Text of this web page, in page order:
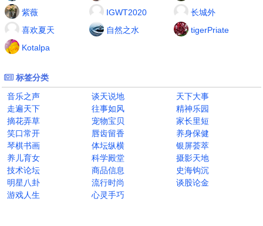
紫薇
IGWT2020
长城外
喜欢夏天
自然之水
tigerPriate
Kotalpa
标签分类
音乐之声
谈天说地
天下大事
走遍天下
往事如风
精神乐园
摘花弄草
宠物宝贝
家长里短
笑口常开
唇齿留香
养身保健
琴棋书画
体坛纵横
银屏荟萃
养儿育女
科学殿堂
摄影天地
技术论坛
商品信息
史海钩沉
明星八卦
流行时尚
谈股论金
游戏人生
心灵手巧